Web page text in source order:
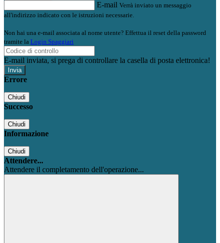
E-mail Verrà inviato un messaggio
all'indirizzo indicato con le istruzioni necessarie.
Non hai una e-mail associata al nome utente? Effettua il reset della password
tramite la Login Spaggiari
E-mail inviata, si prega di controllare la casella di posta elettronica!
Errore
Chiudi
Successo
Chiudi
Informazione
Chiudi
Attendere...
Attendere il completamento dell'operazione...